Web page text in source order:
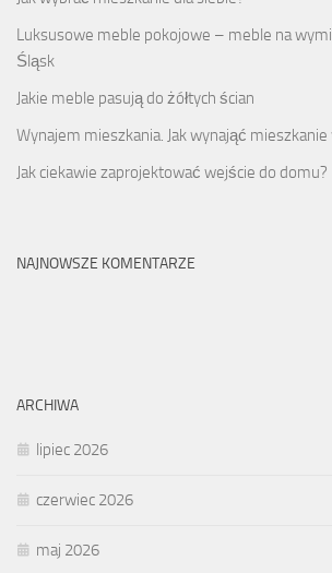
Luksusowe meble pokojowe – meble na
Śląsk
Jakie meble pasują do żółtych ścian
Wynajem mieszkania. Jak wynająć
Jak ciekawie zaprojektować wejście do domu?
NAJNOWSZE KOMENTARZE
ARCHIWA
lipiec 2026
czerwiec 2026
maj 2026